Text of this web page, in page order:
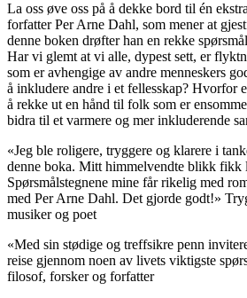
La oss øve oss på å dekke bord til én
forfatter Per Arne Dahl, som mener at
denne boken drøfter han en rekke
Har vi glemt at vi alle, dypest sett, er
som er avhengige av andre menneskers
å inkludere andre i et fellesskap? Hvorfor
å rekke ut en hånd til folk som er
bidra til et varmere og mer inkluderende
«Jeg ble roligere, tryggere og klarere i
denne boka. Mitt himmelvendte blikk fikk
Spørsmålstegnene mine får rikelig med
med Per Arne Dahl. Det gjorde godt!»
musiker og poet
«Med sin stødige og treffsikre penn
reise gjennom noen av livets viktigste
filosof, forsker og forfatter